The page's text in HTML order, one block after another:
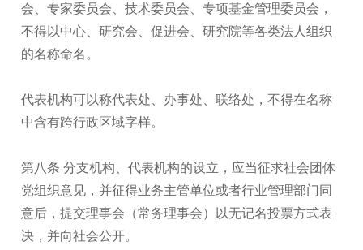
会、专家委员会、技术委员会、专项基金管理委员会，
不得以中心、研究会、促进会、研究院等各类法人组织
的名称命名。
代表机构可以称代表处、办事处、联络处，不得在名称
中含有跨行政区域字样。
第八条 分支机构、代表机构的设立，应当征求社会团体
党组织意见，并征得业务主管单位或者行业管理部门同
意后，提交理事会（常务理事会）以无记名投票方式表
决，并向社会公开。